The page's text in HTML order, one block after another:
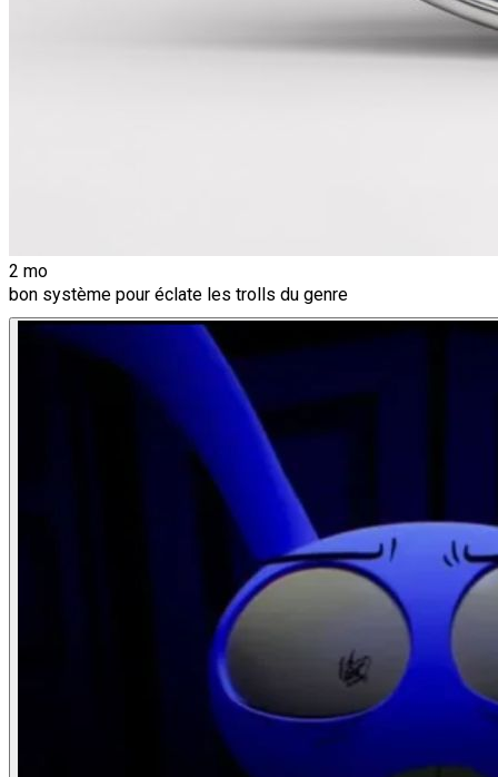
2 mo
bon système pour éclate les trolls du genre